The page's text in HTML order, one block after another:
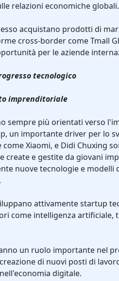
relazioni economiche globali.
acquistano prodotti di
cross-border come Tmall
per le aziende
tecnologico
imprenditoriale
sempre più orientati verso
un importante driver per lo
Xiaomi, e Didi Chuxing
create e gestite da giovani
nuove tecnologie e modelli
attivamente startup
come intelligenza artificiale,
un ruolo importante nel
di nuovi posti di
digitale.